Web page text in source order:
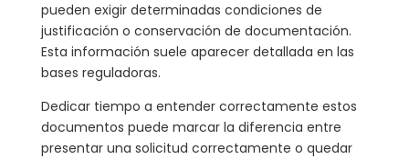
pueden exigir determinadas condiciones de
justificación o conservación de documentación.
Esta información suele aparecer detallada en las
bases reguladoras.
Dedicar tiempo a entender correctamente estos
documentos puede marcar la diferencia entre
presentar una solicitud correctamente o quedar